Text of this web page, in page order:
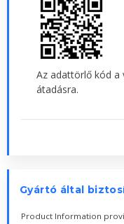
Az adattörlő kód a
átadásra.
Gyártó által
Product Information